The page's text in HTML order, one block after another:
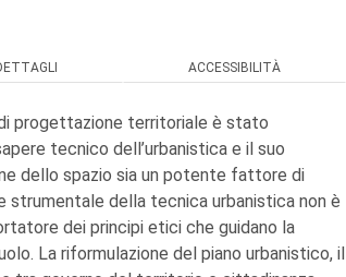
ACCESSIBILITÀ
progettazione territoriale è stato
tecnico dell’urbanistica e il suo
dello spazio sia un potente fattore di
strumentale della tecnica urbanistica non è
dei principi etici che guidano la
La riformulazione del piano urbanistico, il